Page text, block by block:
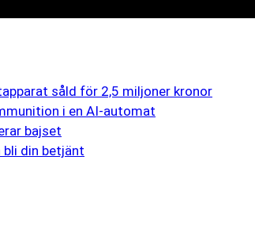
såld för 2,5 miljoner kronor
i en AI-automat
bajset
bli din betjänt